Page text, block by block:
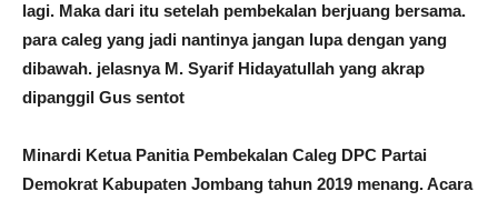
lagi. Maka dari itu setelah pembekalan berjuang bersama.
para caleg yang jadi nantinya jangan lupa dengan yang
dibawah. jelasnya M. Syarif Hidayatullah yang akrap
dipanggil Gus sentot
Minardi Ketua Panitia Pembekalan Caleg DPC Partai
Demokrat Kabupaten Jombang tahun 2019 menang. Acara